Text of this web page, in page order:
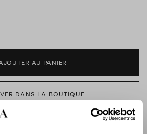
AJOUTER AU PANIER
DANS LA BOUTIQUE